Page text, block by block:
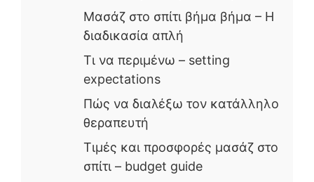
Μασάζ στο σπίτι βήμα βήμα – Η
διαδικασία απλή
Τι να περιμένω – setting
expectations
Πώς να διαλέξω τον κατάλληλο
θεραπευτή
Τιμές και προσφορές μασάζ στο
σπίτι – budget guide